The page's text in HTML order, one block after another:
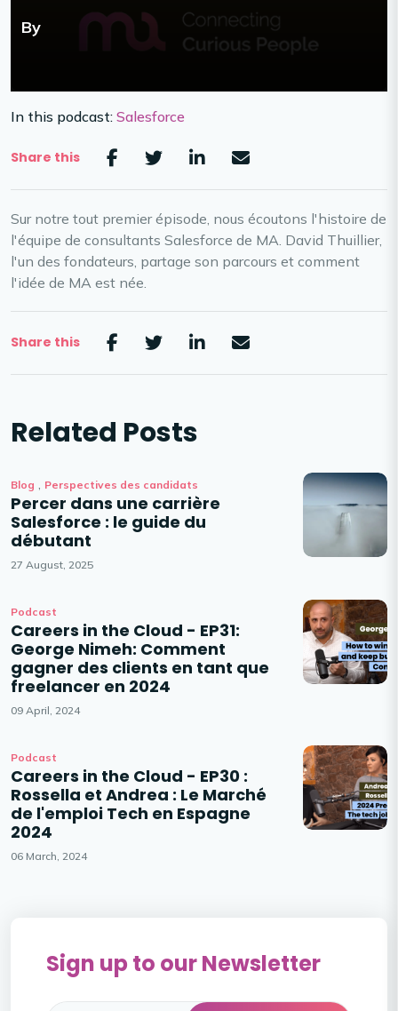
By
In this podcast: Salesforce
Share this
Sur notre tout premier épisode, nous écoutons l'histoire de
l'équipe de consultants Salesforce de MA. David Thuillier,
l'un des fondateurs, partage son parcours et comment
l'idée de MA est née.
Share this
Related Posts
Blog Perspectives des candidats
Percer dans une carrière
Salesforce : le guide du
débutant
27 August, 2025
Podcast
Careers in the Cloud - EP31:
George Nimeh: Comment
gagner des clients en tant que
freelancer en 2024
09 April, 2024
Podcast
Careers in the Cloud - EP30 :
Rossella et Andrea : Le Marché
de l'emploi Tech en Espagne
2024
06 March, 2024
Sign up to our Newsletter